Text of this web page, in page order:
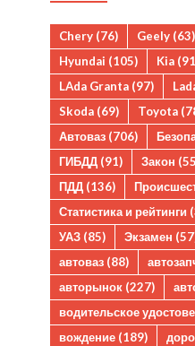
Chery (76) Geely (63)
Hyundai (105) Kia
LAda Granta (97)
Skoda (69) Toyota
Автоваз (706)
ГИБДД (91) Закон
ПДД (136)
Статистика и рейтинги
УАЗ (85) Экзамен
автоваз (88)
авторынок (227)
водительское
вождение (189)